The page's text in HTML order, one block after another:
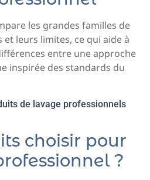
les grandes familles de
leurs limites, ce qui aide à
entre une approche
inspirée des standards du
de lavage professionnels
choisir pour
?